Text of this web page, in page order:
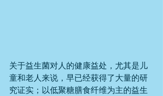
关于益生菌对人的健康益处，尤其是儿
童和老人来说，早已经获得了大量的研
究证实；以低聚糖膳食纤维为主的益生